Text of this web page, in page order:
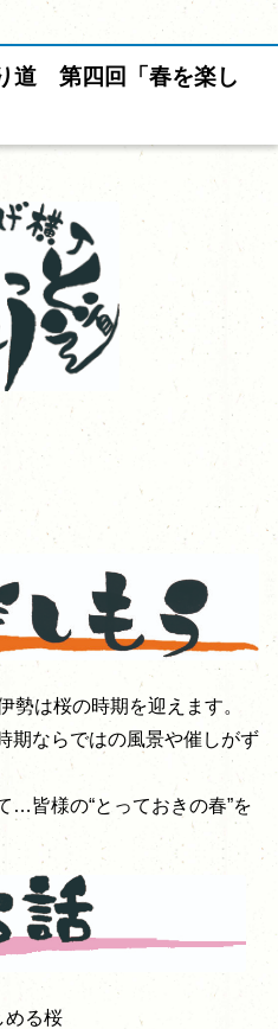
道 第四回「春を楽し
勢は桜の時期を迎えます。
期ならではの風景や催しがず
…皆様の“とっておきの春”を
める桜